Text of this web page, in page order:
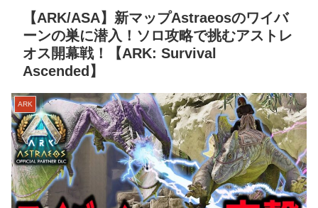
【ARK/ASA】新マップAstraeosのワイバ
ーンの巣に潜入！ソロ攻略で挑むアストレ
オス開幕戦！【ARK: Survival
Ascended】
ARK